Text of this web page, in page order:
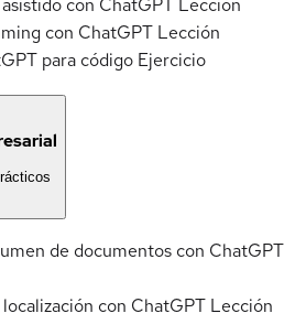
con ChatGPT Lección
con ChatGPT Lección
para código Ejercicio
de documentos con ChatGPT
con ChatGPT Lección